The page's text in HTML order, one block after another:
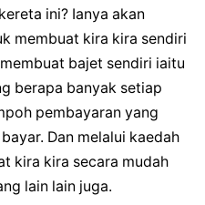
ini? Ianya akan
membuat kira kira sendiri
bajet sendiri iaitu
berapa banyak setiap
pembayaran yang
Dan melalui kaedah
kira kira secara mudah
lain lain juga.